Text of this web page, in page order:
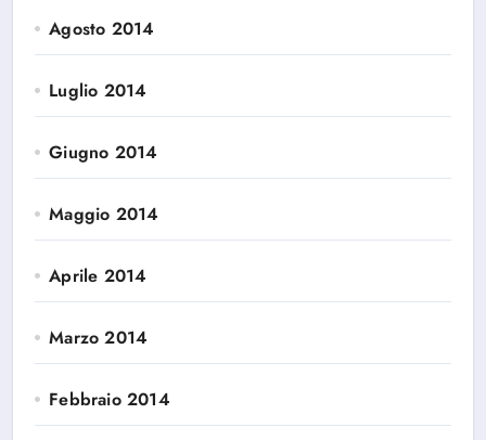
Agosto 2014
Luglio 2014
Giugno 2014
Maggio 2014
Aprile 2014
Marzo 2014
Febbraio 2014